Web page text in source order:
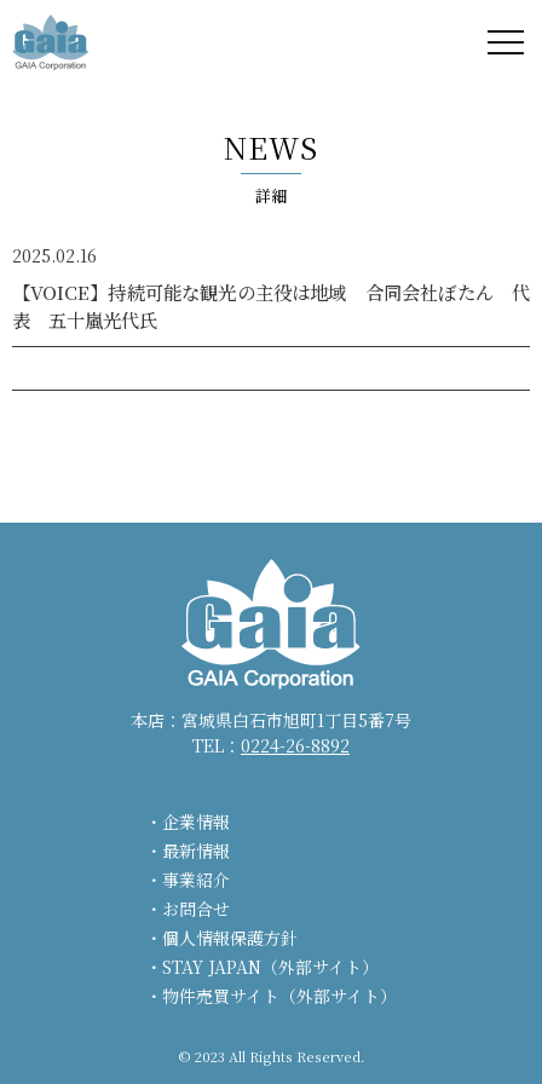
ア -
GAIA
Corporation
-
NEWS
詳細
2025.02.16
【VOICE】持続可能な観光の主役は地域 合同会社ぼたん 代
表 五十嵐光代氏
本店：宮城県白石市旭町1丁目5番7号
TEL： 0224-26-8892
企業情報
最新情報
事業紹介
お問合せ
個人情報保護方針
STAY JAPAN（外部サイト）
物件売買サイト（外部サイト）
© 2023 All Rights Reserved.